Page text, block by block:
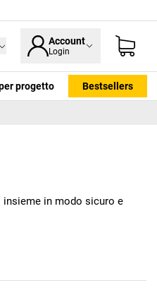
Account
Login
progetto Bestsellers
in modo sicuro e